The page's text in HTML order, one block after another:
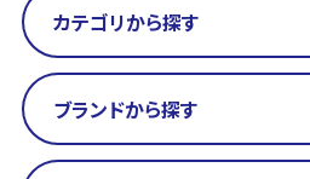
カテゴリから探す
ブランドから探す